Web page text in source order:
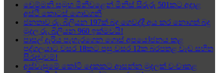
චෙම්මනි සමූහ මිනීවළෙන් මිනිස් සිරුරු 501කට අදාළ
අස්ථි කොටස් ගොඩගනී
ජනතාව රු. බිලියන 197ක් බදු ගෙවද්දී අය කර නොගත් බදු
මුදල රු. බිලියන 960 ඉක්මවයි!
පාසල් දැරිය පැහැරගෙන ගොස් අපයෝජනය කළ
පුද්ගලයාට වසර 18කට පසු වසර 12ක බරපතළ වැඩ සහිත
සිරදඬුවම්!
අස්වැසුමේ කෝටි දෙකකට ආසන්න මුදලක් වංචාකළ